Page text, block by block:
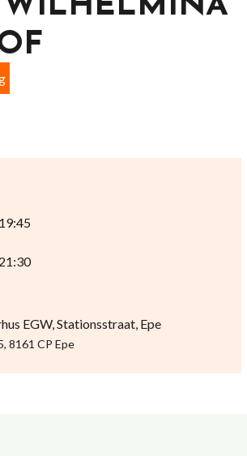
EGW, Stationsstraat, Epe
8161 CP Epe